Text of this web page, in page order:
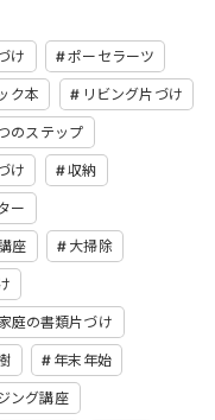
け ポーセラーツ
ク本 リビング片づけ
のステップ
け 収納
ー
座 大掃除
家庭の書類片づけ
年末年始
ング講座